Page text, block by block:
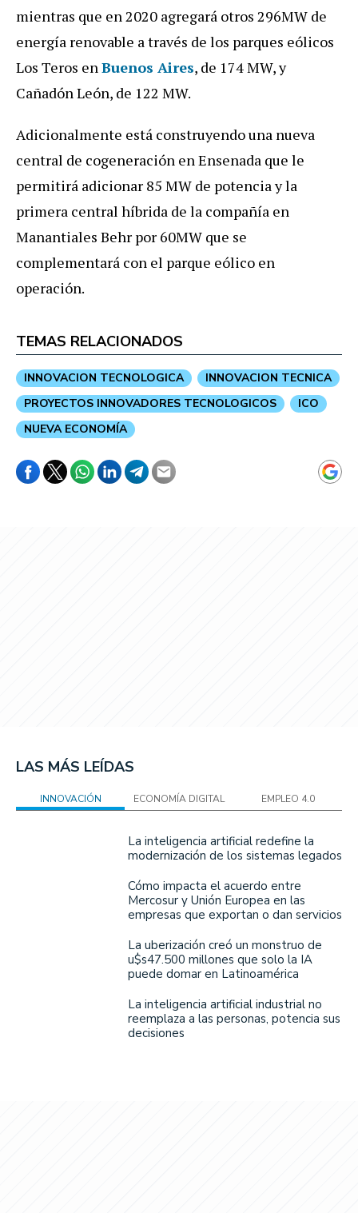
mientras que en 2020 agregará otros 296MW de
energía renovable a través de los parques eólicos
Los Teros enBuenos Aires, de 174 MW, y
Cañadón León, de 122 MW.
Adicionalmente está construyendo una nueva
central de cogeneración en Ensenada que le
permitirá adicionar 85 MW de potencia y la
primera central híbrida de la compañía en
Manantiales Behr por 60MW que se
complementará con el parque eólico en
operación.
TEMAS RELACIONADOS
INNOVACION TECNOLOGICA
INNOVACION TECNICA
PROYECTOS INNOVADORES TECNOLOGICOS
ICO
NUEVA ECONOMÍA
LAS MÁS LEÍDAS
INNOVACIÓN ECONOMÍA DIGITAL EMPLEO 4.0
La inteligencia artificial redefine la
modernización de los sistemas legados
Cómo impacta el acuerdo entre
Mercosur y Unión Europea en las
empresas que exportan o dan servicios
La uberización creó un monstruo de
u$s47.500 millones que solo la IA
puede domar en Latinoamérica
La inteligencia artificial industrial no
reemplaza a las personas, potencia sus
decisiones